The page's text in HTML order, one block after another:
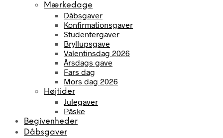
Mærkedage
Dåbsgaver
Konfirmationsgaver
Studentergaver
Bryllupsgave
Valentinsdag 2026
Årsdags gave
Fars dag
Mors dag 2026
Højtider
Julegaver
Påske
Begivenheder
Dåbsgaver